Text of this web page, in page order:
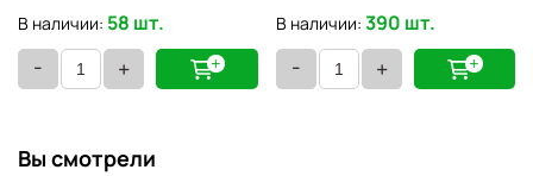
В наличии: 58 шт.
- +
В наличии: 390 шт.
- +
Вы смотрели